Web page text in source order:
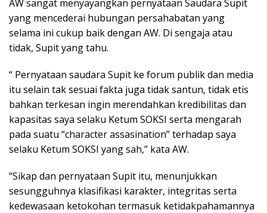
AW sangat menyayangkan pernyataan Saudara Supit
yang mencederai hubungan persahabatan yang
selama ini cukup baik dengan AW. Di sengaja atau
tidak, Supit yang tahu.
“ Pernyataan saudara Supit ke forum publik dan media
itu selain tak sesuai fakta juga tidak santun, tidak etis
bahkan terkesan ingin merendahkan kredibilitas dan
kapasitas saya selaku Ketum SOKSI serta mengarah
pada suatu “character assasination” terhadap saya
selaku Ketum SOKSI yang sah,” kata AW.
“Sikap dan pernyataan Supit itu, menunjukkan
sesungguhnya klasifikasi karakter, integritas serta
kedewasaan ketokohan termasuk ketidakpahamannya